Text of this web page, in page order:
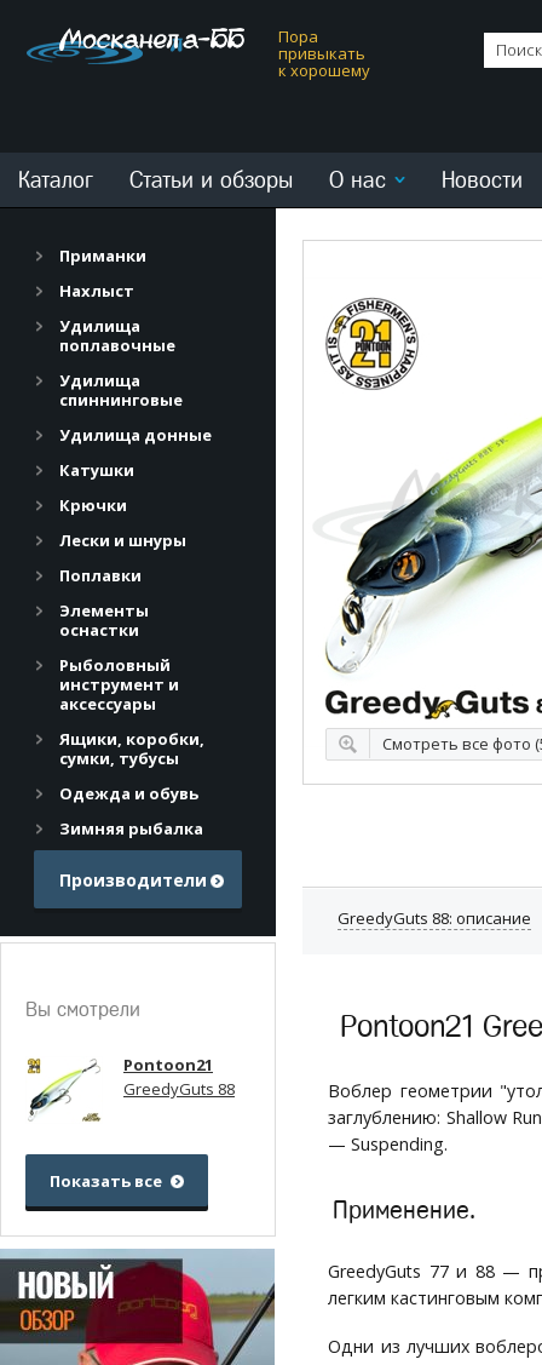
Пора
привыкать
к хорошему
Каталог Статьи и обзоры О нас Новости
Смотреть все фото
GreedyGuts 88: описание
Pontoon21
Воблер геометрии
заглублению: Shallow
— Suspending.
Применение.
GreedyGuts 77 и 88 —
легким кастинговым
Одни из лучших
Приманки
Нахлыст
Удилища
поплавочные
Удилища
спиннинговые
Удилища донные
Катушки
Крючки
Лески и шнуры
Поплавки
Элементы
оснастки
Рыболовный
инструмент и
аксессуары
Ящики, коробки,
сумки, тубусы
Одежда и обувь
Зимняя рыбалка
Производители
Вы смотрели
Pontoon21
GreedyGuts 88
Показать все